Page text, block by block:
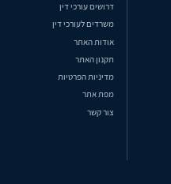
דרושים עורכי דין
משרדים לעורכי דין
אודות האתר
תקנון האתר
מדיניות הפרטיות
מפת אתר
צור קשר